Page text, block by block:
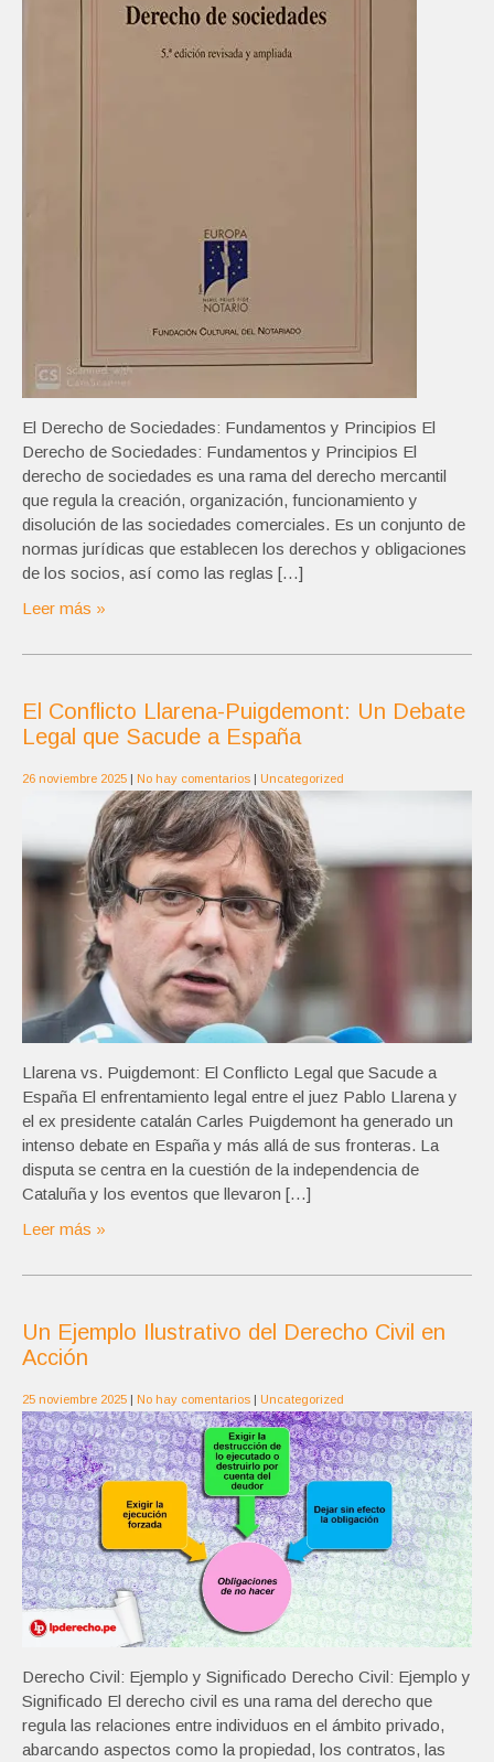
El Derecho de Sociedades: Fundamentos y Principios El
Derecho de Sociedades: Fundamentos y Principios El
derecho de sociedades es una rama del derecho mercantil
que regula la creación, organización, funcionamiento y
disolución de las sociedades comerciales. Es un conjunto de
normas jurídicas que establecen los derechos y obligaciones
de los socios, así como las reglas […]
Leer más »
El Conflicto Llarena-Puigdemont: Un Debate
Legal que Sacude a España
26 noviembre 2025 | No hay comentarios | Uncategorized
Llarena vs. Puigdemont: El Conflicto Legal que Sacude a
España El enfrentamiento legal entre el juez Pablo Llarena y
el ex presidente catalán Carles Puigdemont ha generado un
intenso debate en España y más allá de sus fronteras. La
disputa se centra en la cuestión de la independencia de
Cataluña y los eventos que llevaron […]
Leer más »
Un Ejemplo Ilustrativo del Derecho Civil en
Acción
25 noviembre 2025 | No hay comentarios | Uncategorized
Derecho Civil: Ejemplo y Significado Derecho Civil: Ejemplo y
Significado El derecho civil es una rama del derecho que
regula las relaciones entre individuos en el ámbito privado,
abarcando aspectos como la propiedad, los contratos, las